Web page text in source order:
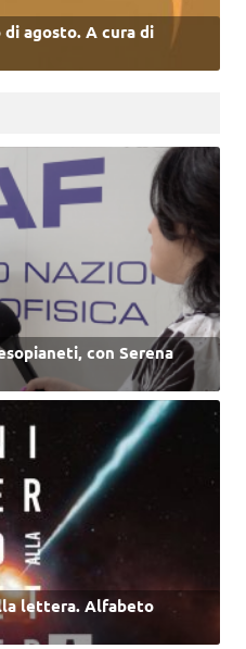
di agosto. A cura di
con Serena
lettera. Alfabeto